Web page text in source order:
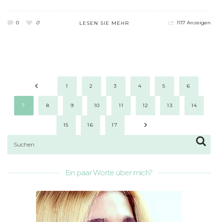
0 0 LESEN SIE MEHR 1117 Anzeigen
1 2 3 4 5 6
7 8 9 10 11 12 13 14
15 16 17
Ein paar Worte über mich?